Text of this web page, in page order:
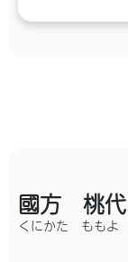
國方 桃代
くにかた ももよ